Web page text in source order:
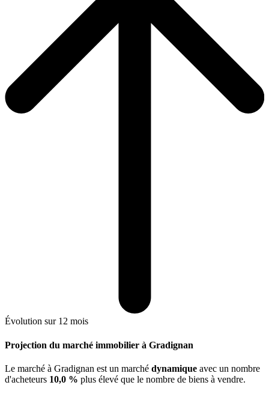
Évolution sur 12 mois
Projection du marché immobilier à Gradignan
Le marché à Gradignan est un marché dynamique avec un nombre
d'acheteurs 10,0 % plus élevé que le nombre de biens à vendre.